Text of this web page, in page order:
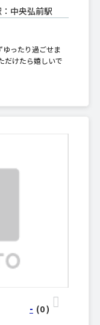
中央弘前駅
ったり過ごせま
だけたら嬉しいで
- (0)